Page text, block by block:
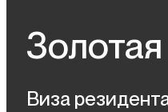
Виза